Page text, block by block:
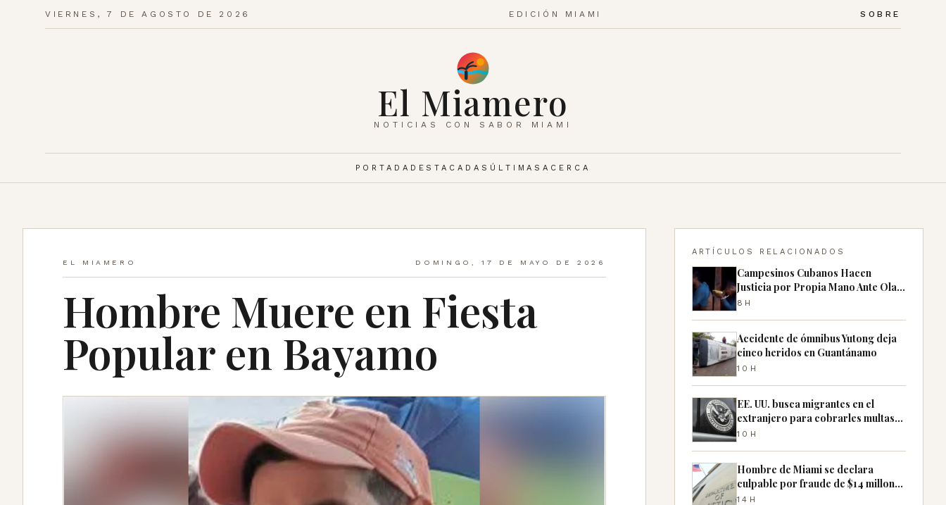
VIERNES, 7 DE AGOSTO DE 2026 EDICIÓN MIAMI SOBRE
El Miamero
NOTICIAS CON SABOR MIAMI
PORTADA DESTACADAS ÚLTIMASACERCA
EL MIAMERO DOMINGO, 17 DE MAYO DE 2026
Hombre Muere en Fiesta
Popular en Bayamo
ARTÍCULOS RELACIONADOS
Campesinos Cubanos Hacen
Justicia por Propia Mano Ante Ola
de Robos
8H
Accidente de ómnibus Yutong deja
cinco heridos en Guantánamo
10H
EE. UU. busca migrantes en el
extranjero para cobrarles multas
pendientes
10H
Hombre de Miami se declara
culpable por fraude de $14 millones
con cheques falsos
14H